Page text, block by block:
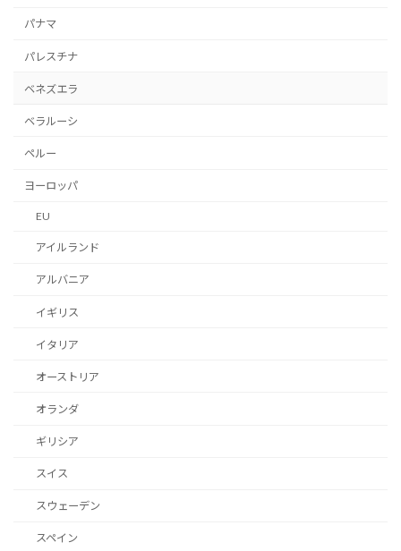
パナマ
パレスチナ
ベネズエラ
ベラルーシ
ペルー
ヨーロッパ
EU
アイルランド
アルバニア
イギリス
イタリア
オーストリア
オランダ
ギリシア
スイス
スウェーデン
スペイン